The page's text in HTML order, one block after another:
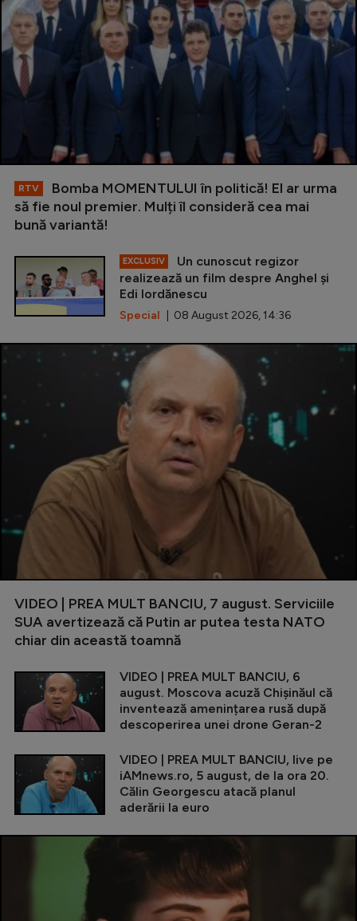
RTV
Bomba MOMENTULUI în politică! El ar urma
să fie noul premier. Mulți îl consideră cea mai
bună variantă!
EXCLUSIV
Un cunoscut regizor
realizează un film despre Anghel și
Edi Iordănescu
Special | 08 August 2026, 14:36
VIDEO | PREA MULT BANCIU, 7 august. Serviciile
SUA avertizează că Putin ar putea testa NATO
chiar din această toamnă
VIDEO | PREA MULT BANCIU, 6
august. Moscova acuză Chișinăul că
inventează amenințarea rusă după
descoperirea unei drone Geran-2
VIDEO | PREA MULT BANCIU, live pe
iAMnews.ro, 5 august, de la ora 20.
Călin Georgescu atacă planul
aderării la euro